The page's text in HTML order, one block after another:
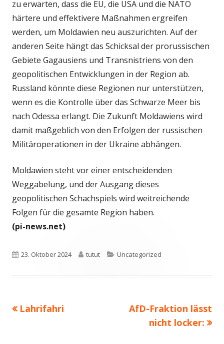
zu erwarten, dass die EU, die USA und die NATO
härtere und effektivere Maßnahmen ergreifen
werden, um Moldawien neu auszurichten. Auf der
anderen Seite hängt das Schicksal der prorussischen
Gebiete Gagausiens und Transnistriens von den
geopolitischen Entwicklungen in der Region ab.
Russland könnte diese Regionen nur unterstützen,
wenn es die Kontrolle über das Schwarze Meer bis
nach Odessa erlangt. Die Zukunft Moldawiens wird
damit maßgeblich von den Erfolgen der russischen
Militäroperationen in der Ukraine abhängen.
Moldawien steht vor einer entscheidenden
Weggabelung, und der Ausgang dieses
geopolitischen Schachspiels wird weitreichende
Folgen für die gesamte Region haben.
(pi-news.net)
Veröffentlicht
23. Oktober 2024 Autor
tutut Kategorien
Uncategorized
Beitragsnavigation
Vorheriger
Lahrifahri
Nächster
Beitrag
AfD-Fraktion lässt
nicht locker: